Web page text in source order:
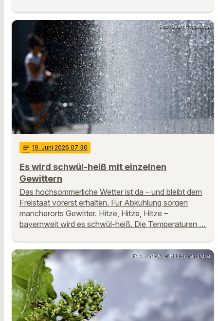
Foto: Sven Hoppe/dpa
notes 19. Juni 2026 07:30
Es wird schwül-heiß mit einzelnen
Gewittern
Das hochsommerliche Wetter ist da – und bleibt dem
Freistaat vorerst erhalten. Für Abkühlung sorgen
mancherorts Gewitter. Hitze, Hitze, Hitze –
bayernweit wird es schwül-heiß. Die Temperaturen …
Foto: Karl-Josef Hildenbrand/dpa